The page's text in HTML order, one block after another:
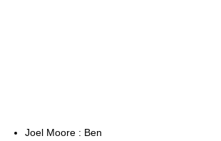
Joel Moore : Ben